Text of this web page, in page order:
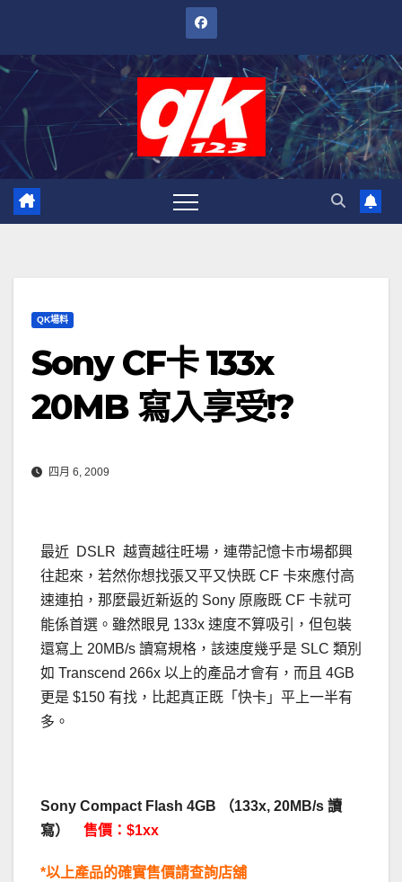
內
QK場料
Sony CF卡 133x
20MB 寫入享受!?
四月 6, 2009
最近 DSLR 越賣越往旺場，連帶記憶卡市場都興
往起來，若然你想找張又平又快既 CF 卡來應付高
速連拍，那麼最近新返的 Sony 原廠既 CF 卡就可
能係首選。雖然眼見 133x 速度不算吸引，但包裝
還寫上 20MB/s 讀寫規格，該速度幾乎是 SLC 類別
如 Transcend 266x 以上的產品才會有，而且 4GB
更是 $150 有找，比起真正既「快卡」平上一半有
多。
Sony Compact Flash 4GB （133x, 20MB/s 讀
寫） 售價：$1xx
*以上產品的確實售價請查詢店舖